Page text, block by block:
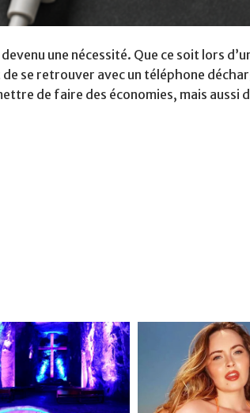
une nécessité. Que ce soit lors
se retrouver avec un téléphone
de faire des économies, mais aussi